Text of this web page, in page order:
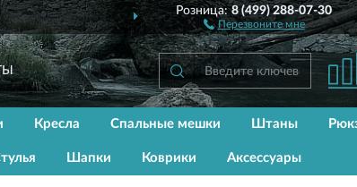
ПО ВСЕЙ РОССИИ
Розница:8 (499) 288-07-30
Перезвоните мне
Кресла Спальные мешки Штаны
Шапки Коврики Аксессуары